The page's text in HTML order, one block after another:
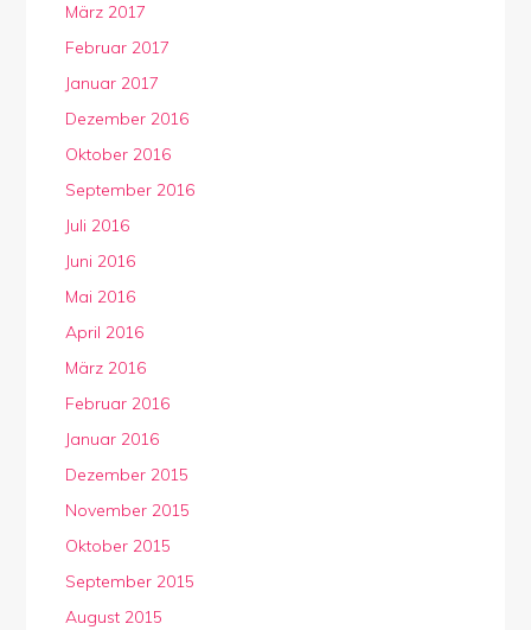
März 2017
Februar 2017
Januar 2017
Dezember 2016
Oktober 2016
September 2016
Juli 2016
Juni 2016
Mai 2016
April 2016
März 2016
Februar 2016
Januar 2016
Dezember 2015
November 2015
Oktober 2015
September 2015
August 2015